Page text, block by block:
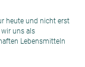
heute und nicht erst
uns als
Lebensmitteln